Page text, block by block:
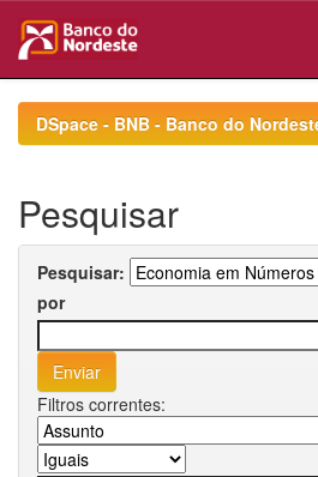
navigationDSpace - BNB - Banco do
Pesquisar
Pesquisar:
por
Filtros correntes: